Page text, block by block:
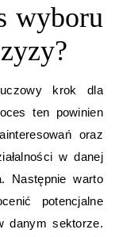
wyboru
krok dla
ten powinien
oraz
w danej
Następnie warto
potencjalne
danym sektorze.